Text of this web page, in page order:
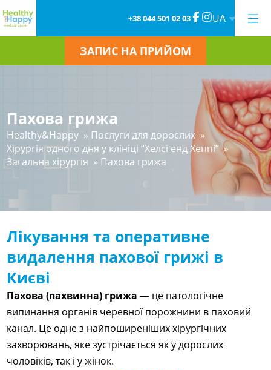
+38 044 501 02 03 UA
ЗАПИС НА ПРИЙОМ
Пахова грижа
Healthy&Happy » Послуги для дорослих »
Хірургія одного дня у клініці “Хелсі енд Хеппі” »
Загальна хірургія » Пахова грижа
Лікування та оперативне
видалення пахової грижі в
Києві
Пахова (пахвинна) грижа — це патологічне
випинання органів черевної порожнини в паховий
канал. Це одне з найпоширеніших хірургічних
захворювань, яке зустрічається як у дорослих
чоловіків, так і у жінок.